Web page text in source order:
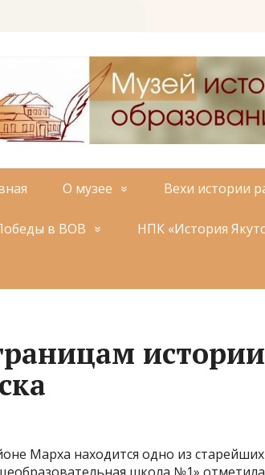
О музее Вехи истории
в ВОВ НПК «История
Марха находится одно из